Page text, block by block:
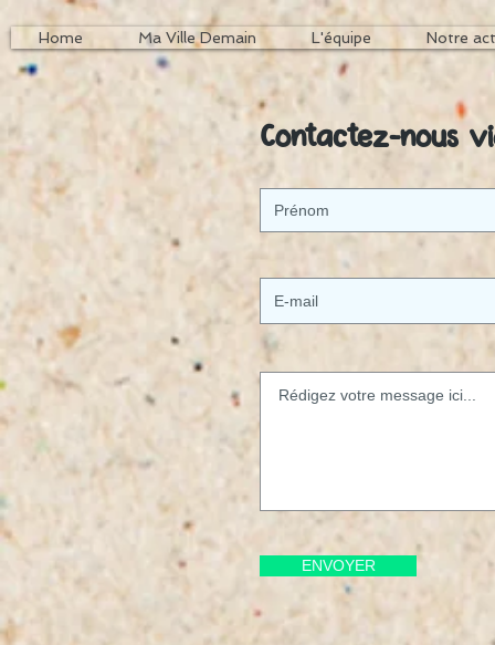
Home Ma Ville Demain L'équipe Notre
Contactez-nous
ENVOYER